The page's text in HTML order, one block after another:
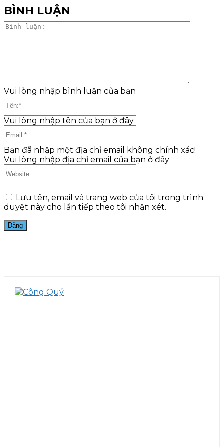
BÌNH LUẬN
Vui lòng nhập bình luận của bạn
Vui lòng nhập tên của bạn ở đây
Bạn đã nhập một địa chỉ email không chính xác!
Vui lòng nhập địa chỉ email của bạn ở đây
Lưu tên, email và trang web của tôi trong trình
duyệt này cho lần tiếp theo tôi nhận xét.